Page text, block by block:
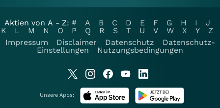
Aktien von A - Z: # A B C D E F G H I
J
K
L M N O P Q R S T U V W X Y
Z
Impressum
Disclaimer Datenschutz
Datenschutz-
Einstellungen
Nutzungsbedingungen
Unsere Apps: